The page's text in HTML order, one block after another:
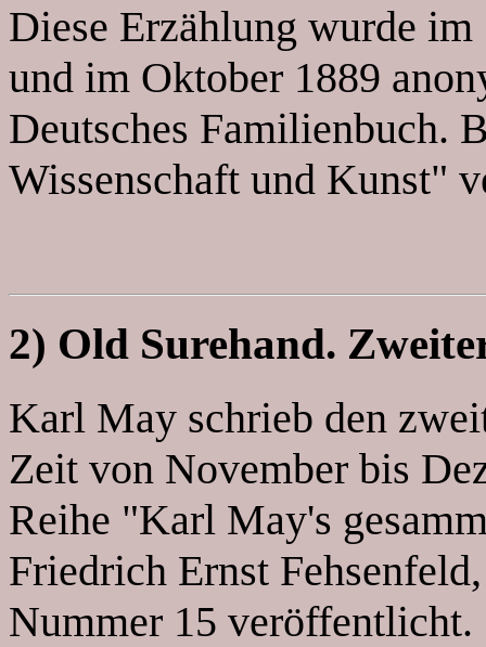
Diese Erzählung wurde im
und im Oktober 1889
Deutsches Familienbuch.
Wissenschaft und Kunst"
2) Old Surehand.
Karl May schrieb den
Zeit von November bis
Reihe "Karl May's
Friedrich Ernst
Nummer 15 veröffentlicht.